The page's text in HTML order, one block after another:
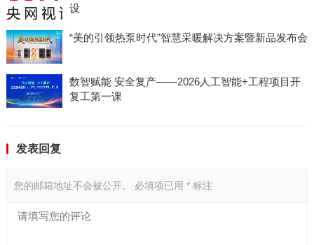
设
“美的引领热泵时代”智慧采暖解决方案暨新品发布会
数智赋能 安全复产——2026人工智能+工程项目开
复工第一课
发表回复
您的邮箱地址不会被公开。 必填项已用 *标注